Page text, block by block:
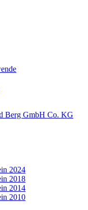
Berg GmbH Co. KG
2024
2018
2014
2010